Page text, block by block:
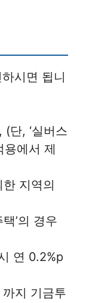
시면 됩니
단, ‘실버스
에서 제
지역의
’의 경우
연 0.2%p
지 기금투